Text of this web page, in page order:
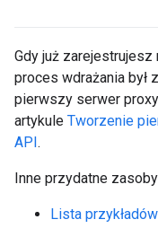
Gdy już
proces wdrażania
pierwszy serwer
artykule Tworzenie
API.
Inne przydatne
Lista przykładów